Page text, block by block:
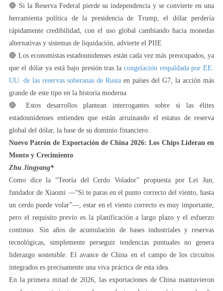
🔴 Si la Reserva Federal pierde su independencia y se convierte en una
herramienta política de la presidencia de Trump, el dólar perdería
rápidamente credibilidad, con el uso global cambiando hacia monedas
alternativas y sistemas de liquidación, advierte el PIIE
🔴 Los economistas estadounidenses están cada vez más preocupados, ya
que el dólar ya está bajo presión tras la congelación respaldada por EE.
UU. de las reservas soberanas de Rusia en países del G7, la acción más
grande de este tipo en la historia moderna
🔴 Estos desarrollos plantean interrogantes sobre si las élites
estadounidenses entienden que están arruinando el estatus de reserva
global del dólar, la base de su dominio financiero.
Nuevo Patrón de Exportación de China 2026: Los Chips Lideran en
Monto y Crecimiento
Zhu Jingyang*
Como dice la “Teoría del Cerdo Volador” propuesta por Lei Jun,
fundador de Xiaomi —“Si te paras en el punto correcto del viento, hasta
un cerdo puede volar”—, estar en el viento correcto es muy importante,
pero el requisito previo es la planificación a largo plazo y el esfuerzo
continuo. Sin años de acumulación de bases industriales y reservas
tecnológicas, simplemente perseguir tendencias puntuales no genera
liderazgo sostenible. El avance de China en el campo de los circuitos
integrados es precisamente una viva práctica de esta idea.
En la primera mitad de 2026, las exportaciones de China mantuvieron